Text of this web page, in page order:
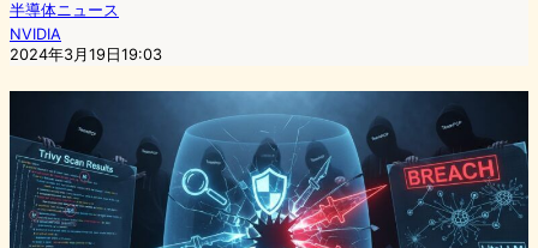
半導体ニュース
NVIDIA
2024年3月19日19:03